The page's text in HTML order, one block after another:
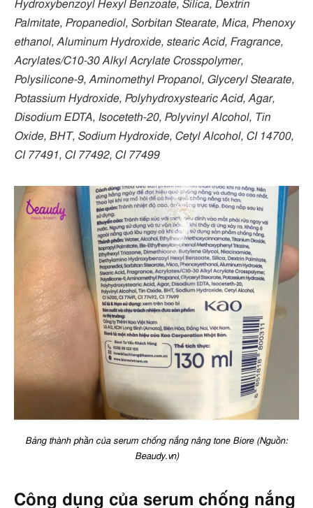
Hydroxybenzoyl Hexyl Benzoate, Silica, Dextrin
Palmitate, Propanediol, Sorbitan Stearate, Mica, Phenoxy
ethanol, Aluminum Hydroxide, stearic Acid, Fragrance,
Acrylates/C10-30 Alkyl Acrylate Crosspolymer,
Polysilicone-9, Aminomethyl Propanol, Glyceryl Stearate,
Potassium Hydroxide, Polyhydroxystearic Acid, Agar,
Disodium EDTA, Isoceteth-20, Polyvinyl Alcohol, Tin
Oxide, BHT, Sodium Hydroxide, Cetyl Alcohol, CI 14700,
CI 77491, CI 77492, CI 77499
Bảng thành phần của serum chống nắng nâng tone Biore (Nguồn:
Beaudy.vn)
Công dụng của serum chống nắng